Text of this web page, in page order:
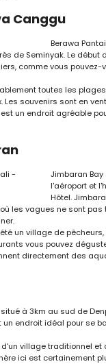
Canggu
Berawa
de Seminyak. Le début
comme vous pouvez-
toutes les
Les souvenirs sont en
un endroit agréable
Jimbaran
l'aéroport et
Hôtel.
les vagues ne sont pas
un village de
vous pouvez
directement des
à 3km au sud de
un endroit idéal pour se
village traditionnel
ici est certainement